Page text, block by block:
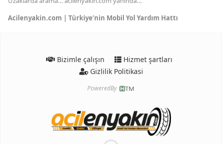
Acilenyakin.com | Türkiye’nin Mobil Yol Yardım Hattı
Bizimle çalışın
Hizmet şartları
Gizlilik Politikasi
PoweredBy